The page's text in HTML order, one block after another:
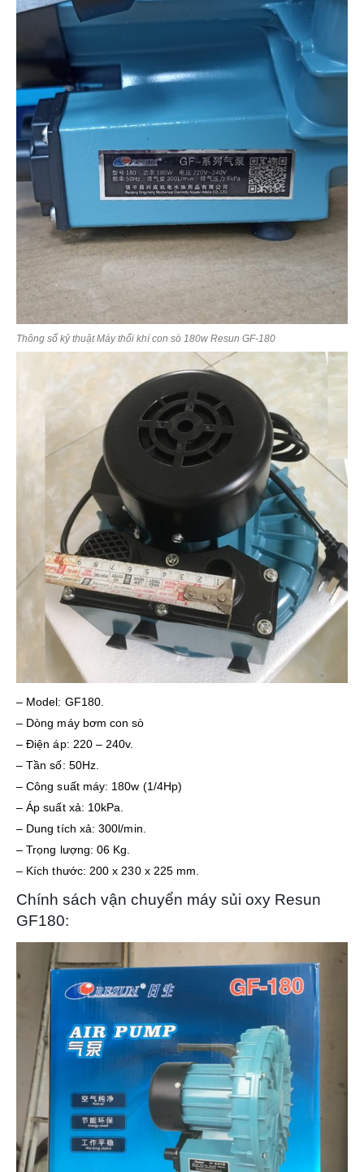
Thông số kỷ thuật Máy thổi khí con sò 180w Resun GF-180
– Model: GF180.
– Dòng máy bơm con sò
– Điện áp: 220 – 240v.
– Tần số: 50Hz.
– Công suất máy: 180w (1/4Hp)
– Áp suất xả: 10kPa.
– Dung tích xả: 300l/min.
– Trọng lượng: 06 Kg.
– Kích thước: 200 x 230 x 225 mm.
Chính sách vận chuyển máy sủi oxy Resun
GF180: